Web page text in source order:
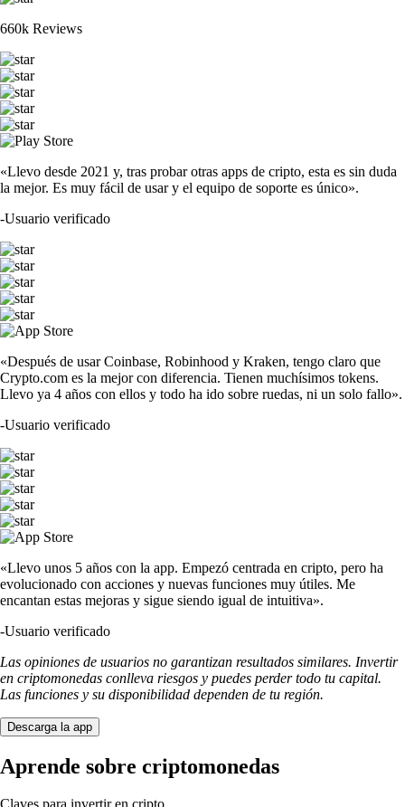
660k Reviews
«Llevo desde 2021 y, tras probar otras apps de cripto, esta es sin duda
la mejor. Es muy fácil de usar y el equipo de soporte es único».
-Usuario verificado
«Después de usar Coinbase, Robinhood y Kraken, tengo claro que
Crypto.com es la mejor con diferencia. Tienen muchísimos tokens.
Llevo ya 4 años con ellos y todo ha ido sobre ruedas, ni un solo fallo».
-Usuario verificado
«Llevo unos 5 años con la app. Empezó centrada en cripto, pero ha
evolucionado con acciones y nuevas funciones muy útiles. Me
encantan estas mejoras y sigue siendo igual de intuitiva».
-Usuario verificado
Las opiniones de usuarios no garantizan resultados similares. Invertir
en criptomonedas conlleva riesgos y puedes perder todo tu capital.
Las funciones y su disponibilidad dependen de tu región.
Descarga la app
Aprende sobre criptomonedas